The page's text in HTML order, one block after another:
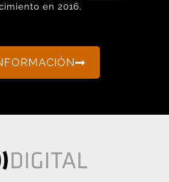
en 2016.